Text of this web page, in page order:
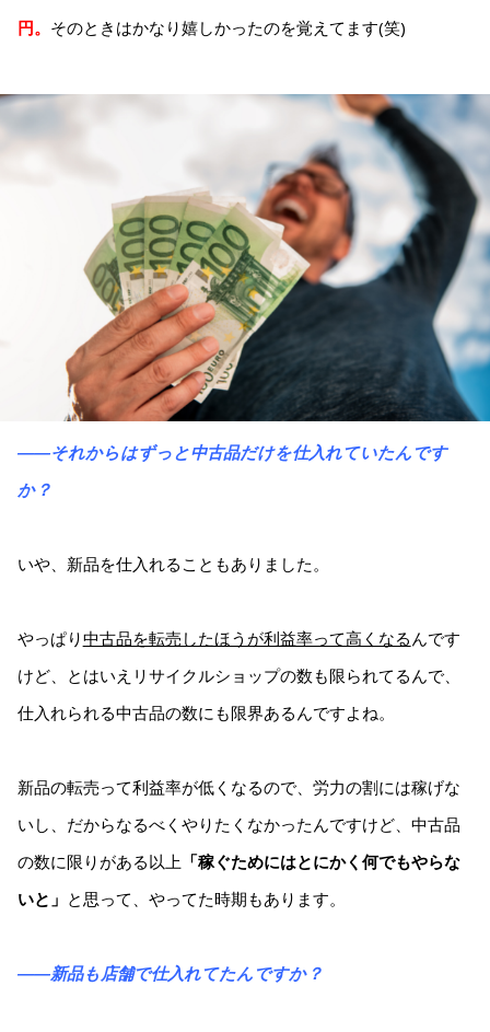
円。 そのときはかなり嬉しかったのを覚えてます(笑)
――それからはずっと中古品だけを仕入れていたんです
か？
いや、新品を仕入れることもありました。
やっぱり中古品を転売したほうが利益率って高くなる んです
けど、とはいえリサイクルショップの数も限られてるんで、
仕入れられる中古品の数にも限界あるんですよね。
新品の転売って利益率が低くなるので、労力の割には稼げな
いし、だからなるべくやりたくなかったんですけど、中古品
の数に限りがある以上 「稼ぐためにはとにかく何でもやらな
いと」 と思って、やってた時期もあります。
――新品も店舗で仕入れてたんですか？